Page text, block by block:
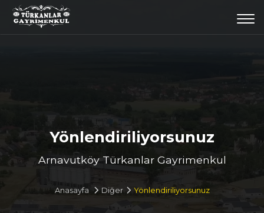
Yönlendiriliyorsunuz
Arnavutköy Türkanlar Gayrimenkul
Anasayfa Diğer Yönlendiriliyorsunuz